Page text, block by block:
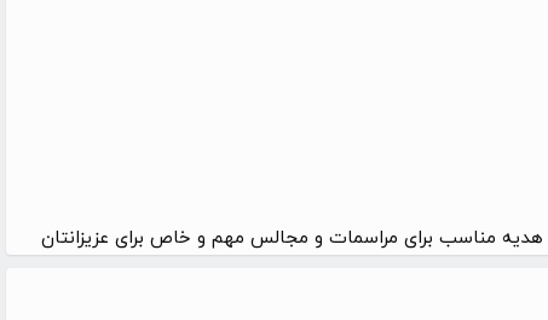
مناسب برای مراسمات و مجالس مهم و خاص برای عزیزانتان